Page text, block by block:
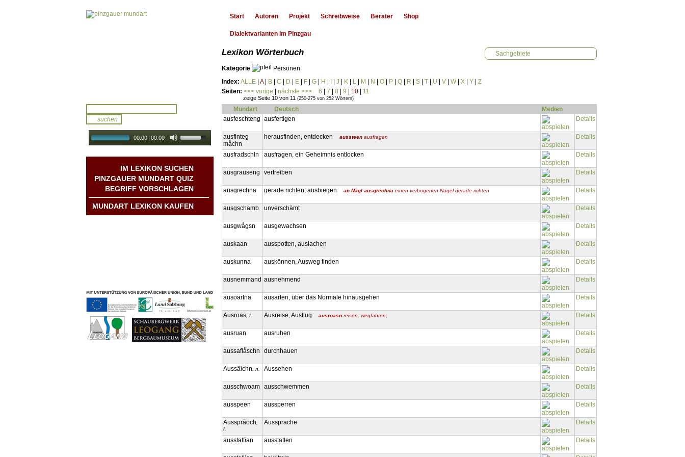
00:00 | 00:00
IM LEXIKON SUCHEN
PINZGAUER MUNDART QUIZ
BEGRIFF VORSCHLAGEN
MUNDART LEXIKON KAUFEN
Start Autoren Projekt Schreibweise Berater Shop
Dialektvarianten im Pinzgau
Sachgebiete
Lexikon Wörterbuch
Kategorie
Personen
Index: ALLE A| B C D E F G H J K L M N O P Q R S T U V W| X Y
Z
Seiten: <<< vorige nächste >>> 6 7 8 9 10 11
zeige Seite 10 von 11 (250-275 von 252 Wörtern)
Mundart Deutsch
Medien
ausfeschteng ausfertigen Details
ausfinteg
måchn
herausfinden, entdecken aussteen ausfragen Details
ausfradschln ausfragen, ein Geheimnis entlocken Details
ausgrauseng vertreiben Details
ausgrechna gerade richten, ausbiegen an Någl ausgrechna einen verbogenen Nagel gerade richten Details
ausgschamb unverschämt Details
ausgwågsn ausgewachsen Details
auskaan ausspotten, auslachen Details
auskunna auskönnen, Ausweg finden Details
ausnemmand ausnehmend Details
ausoartna ausarten, über das Normale hinausgehen Details
Ausroas , f. Ausreise, Ausflug ausroasn reisen, wegfahren; Details
ausruan ausruhen Details
aussaflåschn durchhauen Details
Aussäichn , n. Aussehen Details
ausschwoam ausschwemmen Details
ausspeen aussperren Details
Ausspråoch
f.
Aussprache Details
ausstaffian ausstatten Details